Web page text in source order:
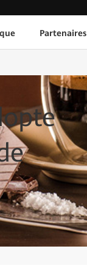
Partenaires